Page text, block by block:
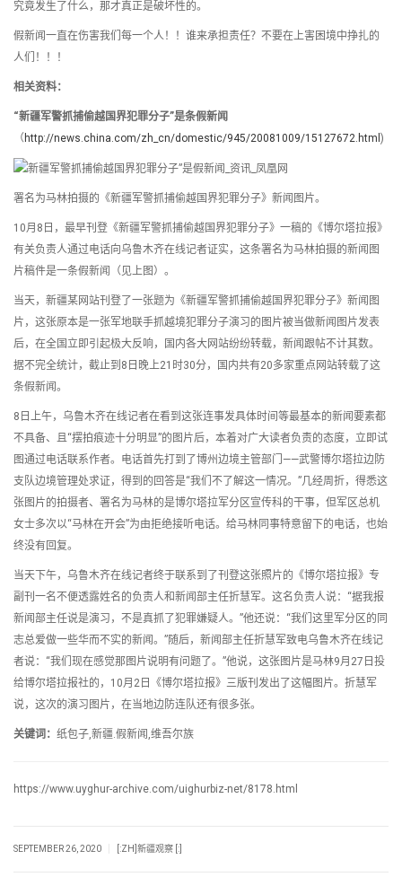
究竟发生了什么，那才真正是破坏性的。
假新闻一直在伤害我们每一个人！！谁来承担责任？不要在上害困境中挣扎的
人们！！！
相关资料：
“新疆军警抓捕偷越国界犯罪分子”是条假新闻
（ http://news.china.com/zh_cn/domestic/945/20081009/15127672.html )
署名为马林拍摄的《新疆军警抓捕偷越国界犯罪分子》新闻图片。
10月8日，最早刊登《新疆军警抓捕偷越国界犯罪分子》一稿的《博尔塔拉报》
有关负责人通过电话向乌鲁木齐在线记者证实，这条署名为马林拍摄的新闻图
片稿件是一条假新闻（见上图）。
当天，新疆某网站刊登了一张题为《新疆军警抓捕偷越国界犯罪分子》新闻图
片，这张原本是一张军地联手抓越境犯罪分子演习的图片被当做新闻图片发表
后，在全国立即引起极大反响，国内各大网站纷纷转载，新闻跟帖不计其数。
据不完全统计，截止到8日晚上21时30分，国内共有20多家重点网站转载了这
条假新闻。
8日上午，乌鲁木齐在线记者在看到这张连事发具体时间等最基本的新闻要素都
不具备、且“摆拍痕迹十分明显”的图片后，本着对广大读者负责的态度，立即试
图通过电话联系作者。电话首先打到了博州边境主管部门——武警博尔塔拉边防
支队边境管理处求证，得到的回答是“我们不了解这一情况。”几经周折，得悉这
张图片的拍摄者、署名为马林的是博尔塔拉军分区宣传科的干事，但军区总机
女士多次以“马林在开会”为由拒绝接听电话。给马林同事特意留下的电话，也始
终没有回复。
当天下午，乌鲁木齐在线记者终于联系到了刊登这张照片的《博尔塔拉报》专
副刊一名不便透露姓名的负责人和新闻部主任折慧军。这名负责人说：“据我报
新闻部主任说是演习，不是真抓了犯罪嫌疑人。”他还说：“我们这里军分区的同
志总爱做一些华而不实的新闻。”随后，新闻部主任折慧军致电乌鲁木齐在线记
者说：“我们现在感觉那图片说明有问题了。”他说，这张图片是马林9月27日投
给博尔塔拉报社的，10月2日《博尔塔拉报》三版刊发出了这幅图片。折慧军
说，这次的演习图片，在当地边防连队还有很多张。
关键词： 纸包子,新疆.假新闻,维吾尔族
https://www.uyghur-archive.com/uighurbiz-net/8178.html
SEPTEMBER 26, 2020 [:ZH]新疆观察 [:]